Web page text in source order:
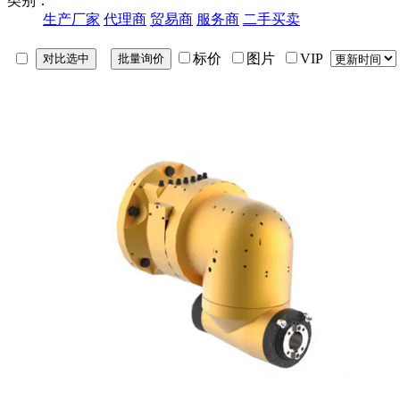
生产厂家 代理商 贸易商 服务商 二手买卖
标价 图片 VIP